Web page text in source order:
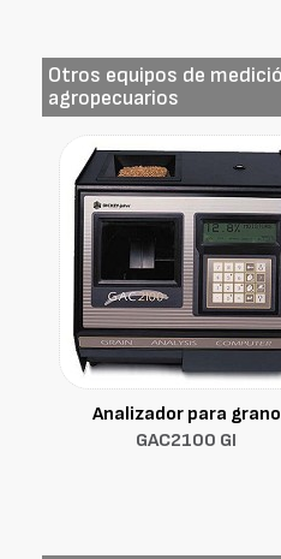
Otros equipos de
agropecuarios
Analizador para grano
GAC2100 GI